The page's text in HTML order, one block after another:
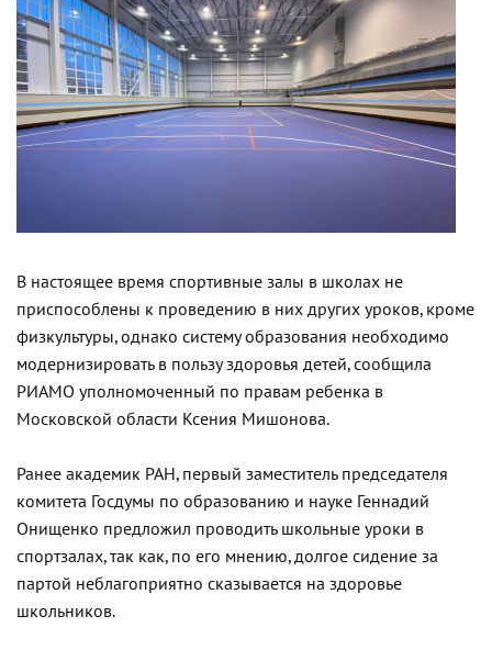
В настоящее время спортивные залы в школах не
приспособлены к проведению в них других уроков, кроме
физкультуры, однако систему образования необходимо
модернизировать в пользу здоровья детей, сообщила
РИАМО уполномоченный по правам ребенка в
Московской области Ксения Мишонова.
Ранее академик РАН, первый заместитель председателя
комитета Госдумы по образованию и науке Геннадий
Онищенко предложил проводить школьные уроки в
спортзалах, так как, по его мнению, долгое сидение за
партой неблагоприятно сказывается на здоровье
школьников.